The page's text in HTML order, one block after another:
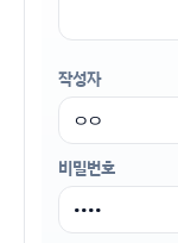
작성자
비밀번호